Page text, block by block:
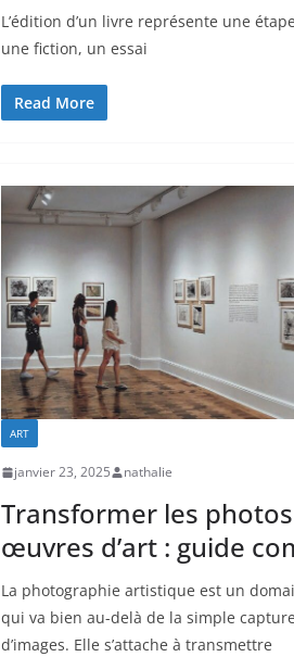
L’édition d’un livre représente une
une fiction, un essai
Read More
ART
janvier 23, 2025 nathalie
Transformer les
œuvres d’art : guide
La photographie artistique est un
qui va bien au-delà de la simple capture
d’images. Elle s’attache à transmettre